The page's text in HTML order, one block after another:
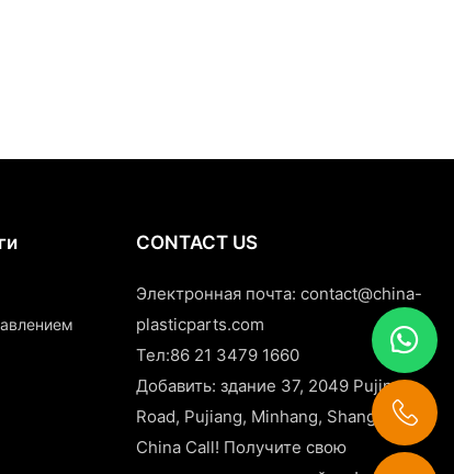
CONTACT US
Электронная почта:contact@china-
plasticparts.com
Тел:86 21 3479 1660
Добавить: здание 37, 2049 Pujin
Road, Pujiang, Minhang, Shanghai,
China Call! Получите свою